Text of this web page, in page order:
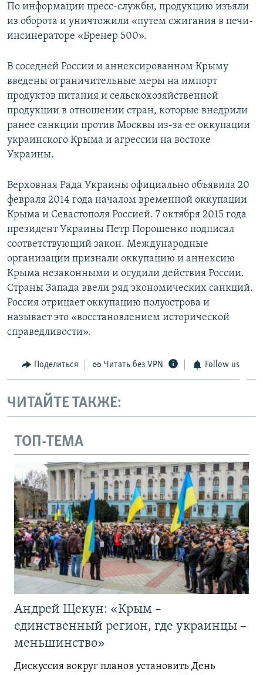
По информации пресс-службы, продукцию изъяли
из оборота и уничтожили «путем сжигания в печи-
инсинераторе «Бренер 500».
В соседней России и аннексированном Крыму
введены ограничительные меры на импорт
продуктов питания и сельскохозяйственной
продукции в отношении стран, которые внедрили
ранее санкции против Москвы из-за ее оккупации
украинского Крыма и агрессии на востоке
Украины.
Верховная Рада Украины официально объявила 20
февраля 2014 года началом временной оккупации
Крыма и Севастополя Россией. 7 октября 2015 года
президент Украины Петр Порошенко подписал
соответствующий закон. Международные
организации признали оккупацию и аннексию
Крыма незаконными и осудили действия России.
Страны Запада ввели ряд экономических санкций.
Россия отрицает оккупацию полуострова и
называет это «восстановлением исторической
справедливости».
Поделиться Читать без VPN Follow us
ЧИТАЙТЕ ТАКЖЕ:
ТОП-ТЕМА
Андрей Щекун: «Крым –
единственный регион, где украинцы –
меньшинство»
Дискуссия вокруг планов установить День